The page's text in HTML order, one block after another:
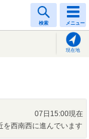
検索 メニュー
現在地
07日15:00現在
を西南西に進んでいます